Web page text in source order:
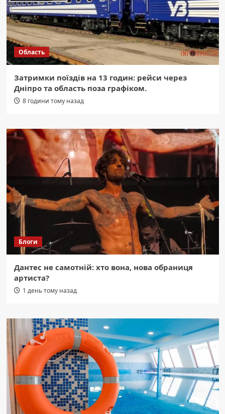
Область
Затримки поїздів на 13 годин: рейси через
Дніпро та область поза графіком.
8 години тому назад
Блоги
Дантес не самотній: хто вона, нова обраниця
артиста?
1 день тому назад